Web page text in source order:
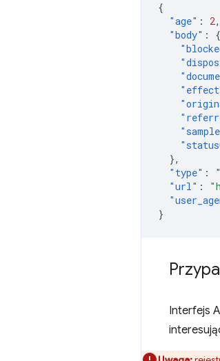
{
"age" : 2,
"body" :
{
},
"type" :
"url" :
}
Interfejs